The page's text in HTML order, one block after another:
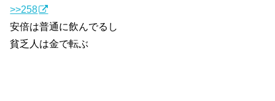
>>258
安倍は普通に飲んでるし
貧乏人は金で転ぶ